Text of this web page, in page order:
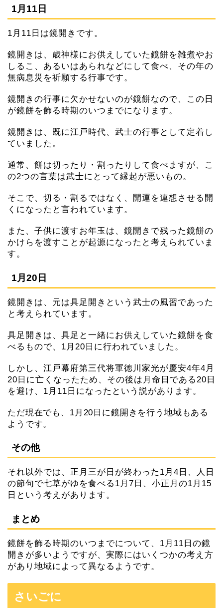
1月11日
1月11日は鏡開きです。
鏡開きは、歳神様にお供えしていた鏡餅を雑煮やお
しるこ、あるいはあられなどにして食べ、その年の
無病息災を祈願する行事です。
鏡開きの行事に欠かせないのが鏡餅なので、この日
が鏡餅を飾る時期のいつまでになります。
鏡開きは、既に江戸時代、武士の行事として定着し
ていました。
通常、餅は切ったり・割ったりして食べますが、こ
の2つの言葉は武士にとって縁起が悪いもの。
そこで、切る・割るではなく、開運を連想させる開
くになったと言われています。
また、子供に渡すお年玉は、鏡開きで残った鏡餅の
かけらを渡すことが起源になったと考えられていま
す。
1月20日
鏡開きは、元は具足開きという武士の風習であった
と考えられています。
具足開きは、具足と一緒にお供えしていた鏡餅を食
べるもので、1月20日に行われていました。
しかし、江戸幕府第三代将軍徳川家光が慶安4年4月
20日に亡くなったため、その後は月命日である20日
を避け、1月11日になったという説があります。
ただ現在でも、1月20日に鏡開きを行う地域もある
ようです。
その他
それ以外では、正月三が日が終わった1月4日、人日
の節句で七草がゆを食べる1月7日、小正月の1月15
日という考えがあります。
まとめ
鏡餅を飾る時期のいつまでについて、1月11日の鏡
開きが多いようですが、実際にはいくつかの考え方
があり地域によって異なるようです。
さいごに